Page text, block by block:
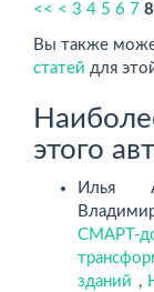
<< < 3 4 5 6 7 8
Вы также
статей для
этого
Илья
СМАРТ-
зданий ,